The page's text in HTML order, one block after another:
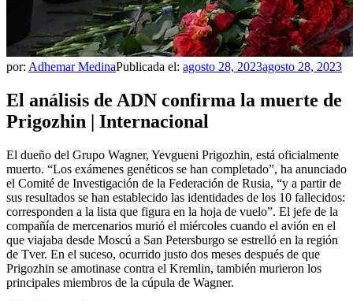
por: Adhemar MedinaPublicada el: agosto 28, 2023agosto 28, 2023
El análisis de ADN confirma la muerte de
Prigozhin | Internacional
El dueño del Grupo Wagner, Yevgueni Prigozhin, está oficialmente
muerto. “Los exámenes genéticos se han completado”, ha anunciado
el Comité de Investigación de la Federación de Rusia, “y a partir de
sus resultados se han establecido las identidades de los 10 fallecidos:
corresponden a la lista que figura en la hoja de vuelo”. El jefe de la
compañía de mercenarios murió el miércoles cuando el avión en el
que viajaba desde Moscú a San Petersburgo se estrelló en la región
de Tver. En el suceso, ocurrido justo dos meses después de que
Prigozhin se amotinase contra el Kremlin, también murieron los
principales miembros de la cúpula de Wagner.